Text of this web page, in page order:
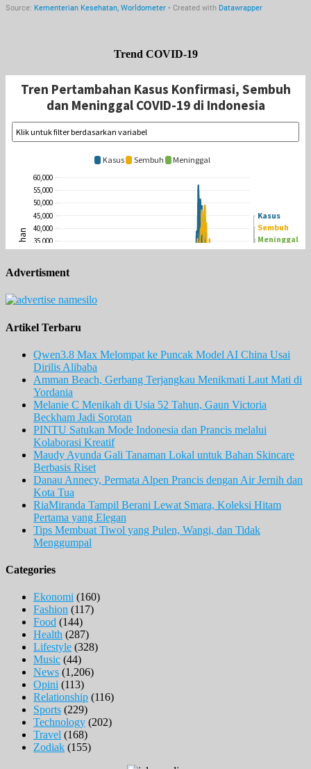
Trend COVID-19
Advertisment
Artikel Terbaru
Qwen3.8 Max Melompat ke Puncak Model AI China Usai
Dirilis Alibaba
Amman Beach, Gerbang Terjangkau Menikmati Laut Mati di
Yordania
Melanie C Menikah di Usia 52 Tahun, Gaun Victoria
Beckham Jadi Sorotan
PINTU Satukan Mode Indonesia dan Prancis melalui
Kolaborasi Kreatif
Maudy Ayunda Gali Tanaman Lokal untuk Bahan Skincare
Berbasis Riset
Danau Annecy, Permata Alpen Prancis dengan Air Jernih dan
Kota Tua
RiaMiranda Tampil Berani Lewat Smara, Koleksi Hitam
Pertama yang Elegan
Tips Membuat Tiwol yang Pulen, Wangi, dan Tidak
Menggumpal
Categories
Ekonomi (160)
Fashion (117)
Food (144)
Health (287)
Lifestyle (328)
Music (44)
News (1,206)
Opini (113)
Relationship (116)
Sports (229)
Technology (202)
Travel (168)
Zodiak (155)